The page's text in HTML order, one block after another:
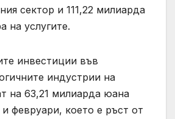
сектор и 111,22 милиарда
на услугите.
инвестиции във
индустрии на
на 63,21 милиарда юана
февруари, което е ръст от